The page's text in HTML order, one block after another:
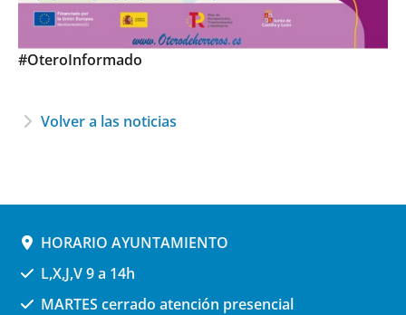
#OteroInformado
Volver a las noticias
HORARIO AYUNTAMIENTO
L,X,J,V 9 a 14h
MARTES cerrado atención presencial